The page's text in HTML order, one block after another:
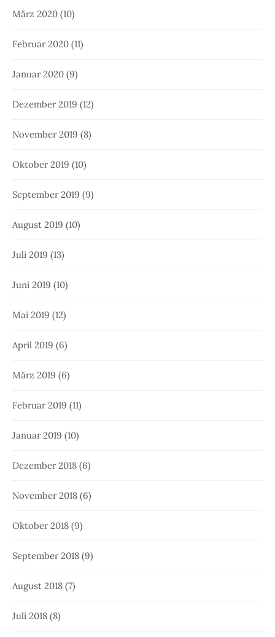
März 2020 (10)
Februar 2020 (11)
Januar 2020 (9)
Dezember 2019 (12)
November 2019 (8)
Oktober 2019 (10)
September 2019 (9)
August 2019 (10)
Juli 2019 (13)
Juni 2019 (10)
Mai 2019 (12)
April 2019 (6)
März 2019 (6)
Februar 2019 (11)
Januar 2019 (10)
Dezember 2018 (6)
November 2018 (6)
Oktober 2018 (9)
September 2018 (9)
August 2018 (7)
Juli 2018 (8)